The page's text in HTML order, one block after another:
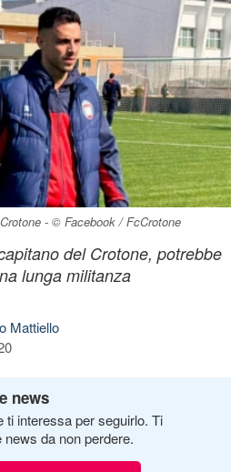
- © Facebook / FcCrotone
del Crotone, potrebbe
lunga militanza
Mattiello
news
ti interessa per seguirlo. Ti
da non perdere.